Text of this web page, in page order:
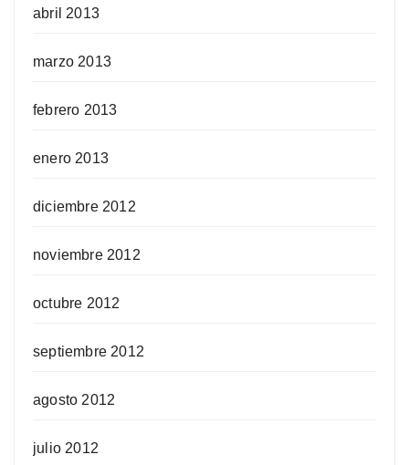
abril 2013
marzo 2013
febrero 2013
enero 2013
diciembre 2012
noviembre 2012
octubre 2012
septiembre 2012
agosto 2012
julio 2012